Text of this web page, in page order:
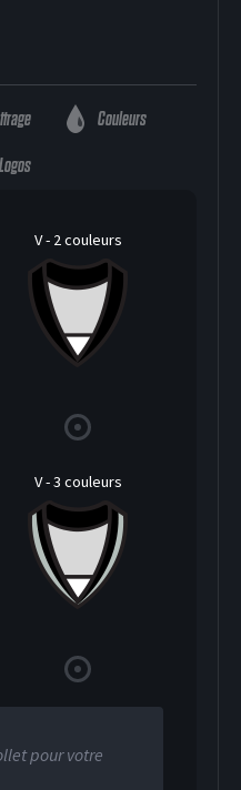
Couleurs
Logos
V - 2 couleurs
V - 3 couleurs
pour votre